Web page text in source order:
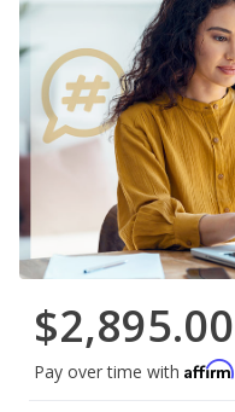
$2,895.00
Pay over time with Affirm